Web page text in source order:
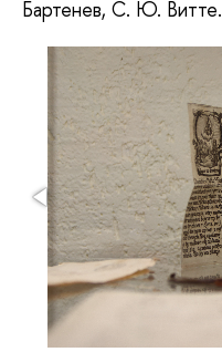
Бартенев, С. Ю. Витте.